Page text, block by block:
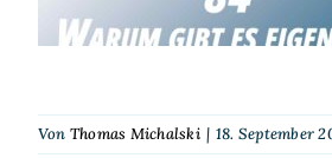
Von Thomas Michalski | 18. September